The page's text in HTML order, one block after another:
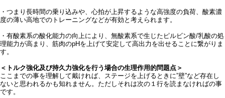
・つまり長時間の乗り込みや、心拍が上昇するような高強度の負荷、酸素濃
度の薄い高地でのトレーニングなどが有効と考えられます。
・有酸素系の酸化能力の向上により、無酸素系で生じたピルビン酸/乳酸の処
理能力が高まり、筋肉のpHを上げて安定して高出力を出せることに繋がりま
す。
＜トルク強化及び持久力強化を行う場合の生理作用的問題点＞
ここまでの事を理解して戴ければ、ステージを上げるときに”壁”など存在し
ないと思われるかも知れません。ただしそれは次の１行を読まなければの事
です。